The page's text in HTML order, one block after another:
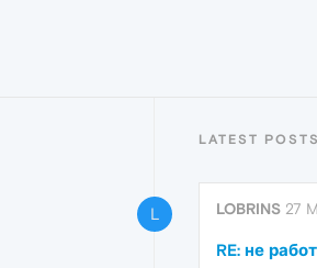
LATEST
L LOBRINS 27
RE: не